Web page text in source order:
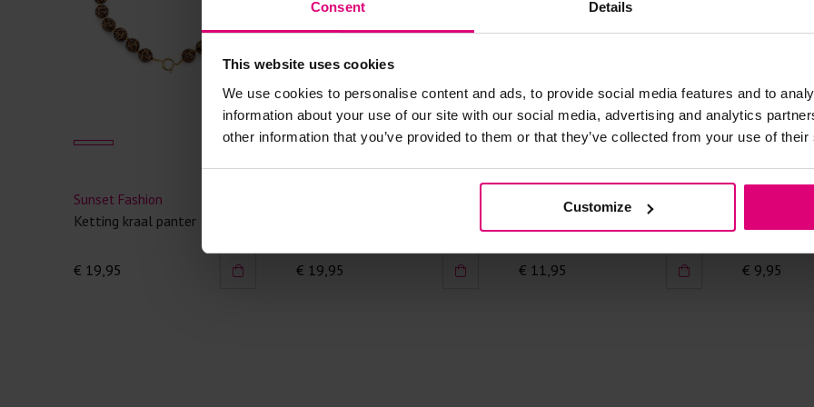
Consent Details
This website uses cookies
We use cookies to personalise content and ads, to provide social media features and to
information about your use of our site with our social media, advertising and analytics
other information that you’ve provided to them or that they’ve collected from your use of
Customize
Gebruik
Selecteer
wasmiddel.
Gebreide
Was in de
Was zo
Sunset Fashion
Ketting kraal panter
€ 19,95 € 19,95
Sunset Fashion
€ 11,95 € 9,95